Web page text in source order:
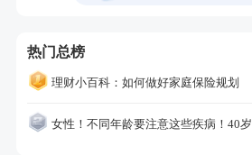
热门总榜
理财小百科：如何做好家庭保险规划
女性！不同年龄要注意这些疾病！40岁的这个疾病最需要注意！